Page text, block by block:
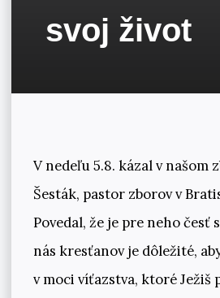
svoj život
V nedeľu 5.8. kázal v našom
Šesták, pastor zborov v
Povedal, že je pre neho česť
nás kresťanov je dôležité,
v moci víťazstva, ktoré Ježiš